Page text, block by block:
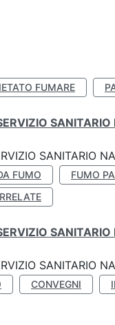
FUMARE
SANITARIO
SANITARIO
FUMO
FUMO
SANITARIO
SANITARIO
CONVEGNI